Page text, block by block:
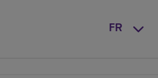
FR